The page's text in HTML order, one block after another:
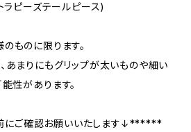
ピーズテールピース)
ものに限ります。
あまりにもグリップが太いものや細い
性があります。
ご確認お願いいたします↓******